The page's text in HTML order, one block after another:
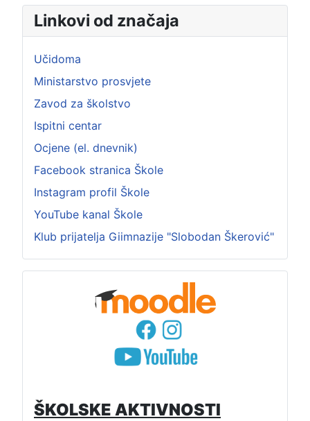
Linkovi od značaja
Učidoma
Ministarstvo prosvjete
Zavod za školstvo
Ispitni centar
Ocjene (el. dnevnik)
Facebook stranica Škole
Instagram profil Škole
YouTube kanal Škole
Klub prijatelja Giimnazije "Slobodan Škerović"
ŠKOLSKE AKTIVNOSTI